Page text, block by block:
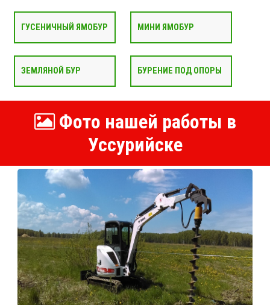
ГУСЕНИЧНЫЙ ЯМОБУР МИНИ ЯМОБУР
ЗЕМЛЯНОЙ БУР БУРЕНИЕ ПОД ОПОРЫ
Фото нашей работы в
Уссурийске